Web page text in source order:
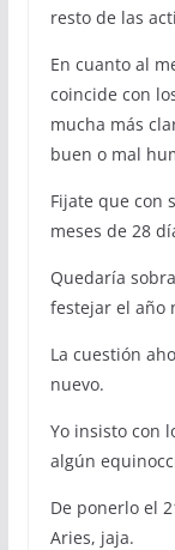
resto de las
En cuanto al
coincide con
mucha más
buen o mal
Fijate que con
meses de 28
Quedaría
festejar el año
La cuestión
nuevo.
Yo insisto con
algún
De ponerlo el
Aries, jaja.